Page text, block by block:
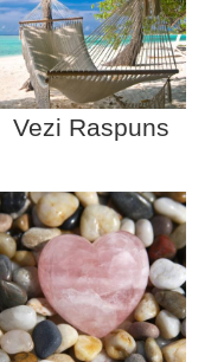
Vezi Raspuns